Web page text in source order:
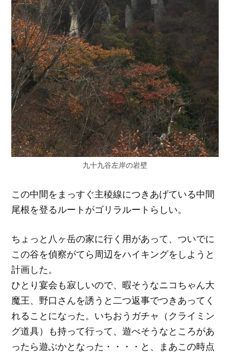
九十九谷左岸の岩壁
この中間をまっすぐ主稜線につきあげている中間
尾根を登るルートがゴリラルートらしい。
ちょっと八ヶ岳の家に行く用があって、ついでに
この谷を偵察がてら周辺をハイキングをしようと
計画した。
ひとり宴会も寂しいので、暇そうなニコちゃん大
魔王、野口さんを誘うと二つ返事でつきあってく
れることになった。いちおうガチャ（クライミン
グ道具）も持って行って、遊べそうなところがあ
ったら遊ぶかとなった・・・・と、まあこの時点